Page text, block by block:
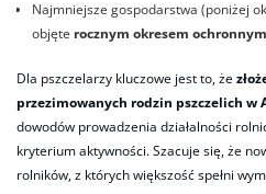
Najmniejsze gospodarstwa (poniżej
objęte rocznym okresem ochronnym
Dla pszczelarzy kluczowe jest to, że
przezimowanych rodzin pszczelich w
dowodów prowadzenia działalności
kryterium aktywności. Szacuje się, że
rolników, z których większość spełni